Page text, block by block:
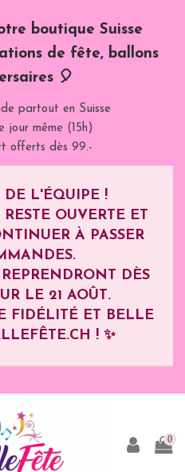
boutique Suisse
de fête, ballons
🎈
partout en Suisse
jour même (15h)
offerts dès 99.-
DE L'ÉQUIPE !
OUVERTE ET
À PASSER
DÈS
LE 21 AOÛT.
FIDÉLITÉ ET BELLE
! ✨
0